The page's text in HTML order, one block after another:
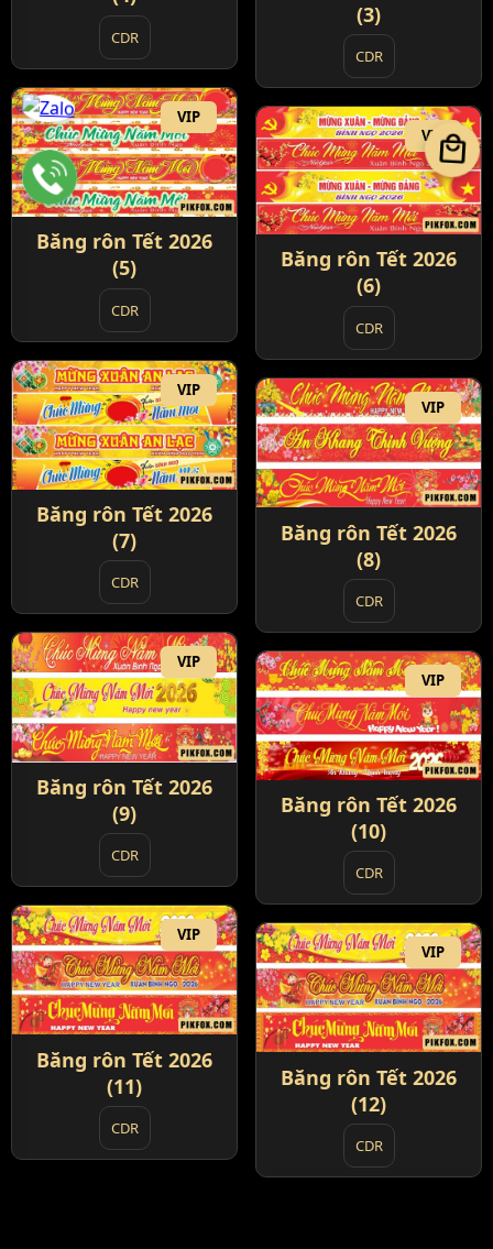
(3)
CDR
CDR
VIP
Băng rôn Tết 2026
(5)
CDR
VIP
Băng rôn Tết 2026
(6)
CDR
VIP
Băng rôn Tết 2026
(7)
CDR
VIP
Băng rôn Tết 2026
(8)
CDR
VIP
Băng rôn Tết 2026
(9)
CDR
VIP
Băng rôn Tết 2026
(10)
CDR
VIP
Băng rôn Tết 2026
(11)
CDR
VIP
Băng rôn Tết 2026
(12)
CDR
local_mall